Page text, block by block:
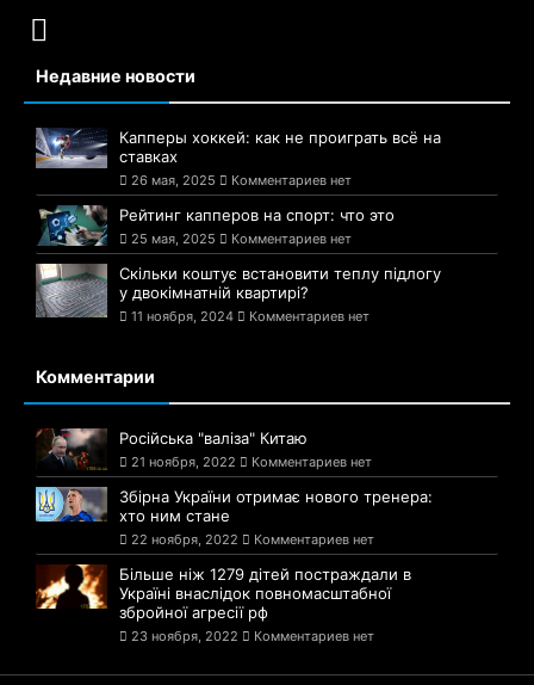
Недавние новости
Капперы хоккей: как не проиграть всё на
ставках
26 мая, 2025 Комментариев нет
Рейтинг капперов на спорт: что это
25 мая, 2025 Комментариев нет
Скільки коштує встановити теплу підлогу
у двокімнатній квартирі?
11 ноября, 2024 Комментариев нет
Комментарии
Російська "валіза" Китаю
21 ноября, 2022 Комментариев нет
Збірна України отримає нового тренера:
хто ним стане
22 ноября, 2022 Комментариев нет
Більше ніж 1279 дітей постраждали в
Україні внаслідок повномасштабної
збройної агресії рф
23 ноября, 2022 Комментариев нет